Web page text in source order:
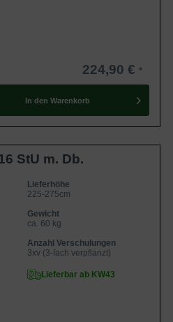
224,90 €
In den Warenkorb
StU m. Db.
Lieferhöhe
225-275cm
Gewicht
ca. 60 kg
Anzahl Verschulungen
3xv (3-fach verpflanzt)
Lieferbar ab KW43